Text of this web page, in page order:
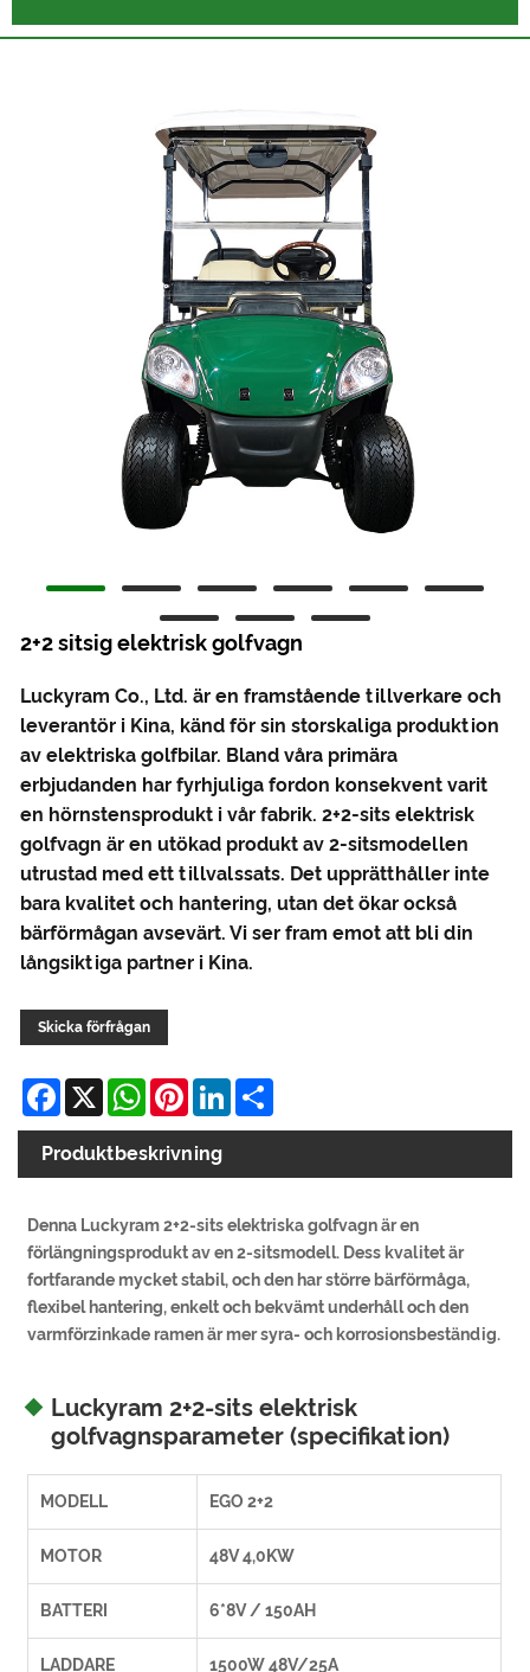
2+2 sitsig elektrisk golfvagn
Luckyram Co., Ltd. är en framstående tillverkare och
leverantör i Kina, känd för sin storskaliga produktion
av elektriska golfbilar. Bland våra primära
erbjudanden har fyrhjuliga fordon konsekvent varit
en hörnstensprodukt i vår fabrik. 2+2-sits elektrisk
golfvagn är en utökad produkt av 2-sitsmodellen
utrustad med ett tillvalssats. Det upprätthåller inte
bara kvalitet och hantering, utan det ökar också
bärförmågan avsevärt. Vi ser fram emot att bli din
långsiktiga partner i Kina.
Skicka förfrågan
Facebook
X WhatsApp
Pinterest
LinkedIn
Produktbeskrivning
Denna Luckyram 2+2-sits elektriska golfvagn är en
förlängningsprodukt av en 2-sitsmodell. Dess kvalitet är
fortfarande mycket stabil, och den har större bärförmåga,
flexibel hantering, enkelt och bekvämt underhåll och den
varmförzinkade ramen är mer syra- och korrosionsbeständig.
Luckyram 2+2-sits elektrisk
golfvagnsparameter (specifikation)
MODELL EGO 2+2
MOTOR 48V 4,0KW
BATTERI 6*8V / 150AH
LADDARE 1500W 48V/25A